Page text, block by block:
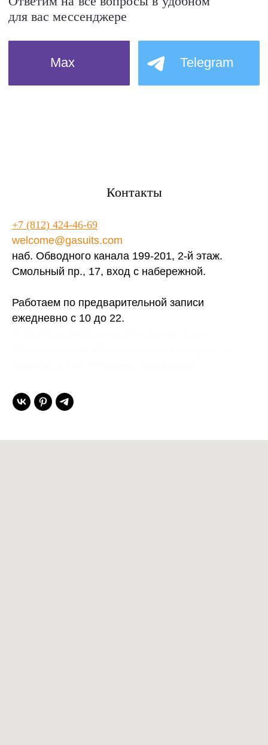
Контакты
+7 (812) 424-46-69
welcome@gasuits.com
наб. Обводного канала 199-201, 2-й этаж.
Смольный пр., 17, вход с набережной.
Работаем по предварительной записи
ежедневно с 10 до 22.